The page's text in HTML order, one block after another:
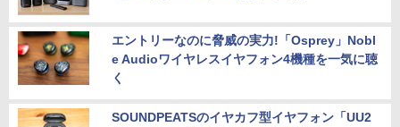
エントリーなのに脅威の実力!「Osprey」Nobl
e Audioワイヤレスイヤフォン4機種を一気に聴
く
SOUNDPEATSのイヤカフ型イヤフォン「UU2